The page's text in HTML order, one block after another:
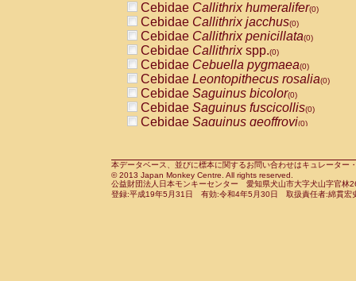
PitheciidaeChiropotes satanas(0)
PitheciidaePithecia monachus
PitheciidaePithecia pithecia(0)
CercopithecidaeCercocebus agilis
CercopithecidaeCercocebus
CercopithecidaeCercocebus
CercopithecidaeCercocebus
CercopithecidaeCercocebus
CercopithecidaeCercocebushybrid
CercopithecidaePapio anubis(0)
CercopithecidaePapio cynocephalus
CercopithecidaePapio hamadryas(0)
Cebidae Callithrix humeralifer(0)
Cebidae Callithrix jacchus(0)
Cebidae Callithrix penicillata(0)
Cebidae Callithrixspp.(0)
Cebidae Cebuella pygmaea(0)
Cebidae Leontopithecus rosalia(0)
Cebidae Saguinus bicolor(0)
Cebidae Saguinus fuscicollis(0)
Cebidae Saguinus geoffroyi(0)
CebidaeSaguinus leucopus(0)
CebidaeSaguinus midas(0)
Cebidae Saguinus mystax(0)
本データベース、並びに標本に関するお問い合わせはキュレータ
© 2013 Japan Monkey Centre. All rights reserved.
公益財団法人日本モンキーセンター 愛知県犬山市大字犬山字官
登録:平成19年5月31日 有効:令和4年5月30日 取扱責任者:綿貫宏